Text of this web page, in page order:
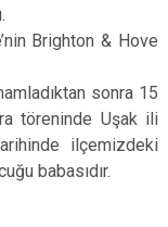
Brighton & Hove
sonra 15
töreninde Uşak ili
ilçemizdeki
babasıdır.